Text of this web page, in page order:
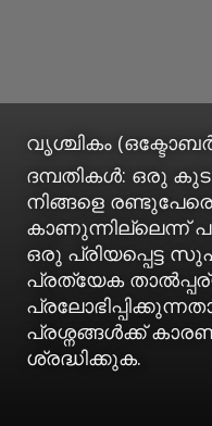
വൃശ്ചികം
ദമ്പതികള്‍: ഒരു
നിങ്ങളെ
കാണുന്നില്ലെന്ന്
ഒരു പ്രിയപ്പെട്ട
പ്രത്യേക
പ്രശ്നങ്ങള്‍ക്ക്
ശ്രദ്ധിക്കുക.